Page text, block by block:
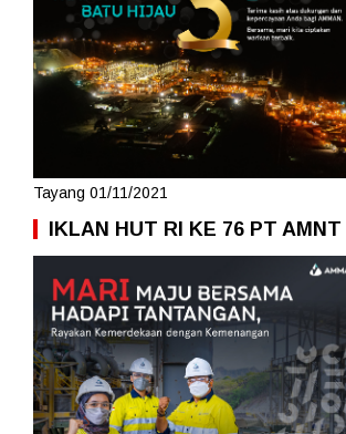
Tayang 01/11/2021
IKLAN HUT RI KE 76 PT AMNT